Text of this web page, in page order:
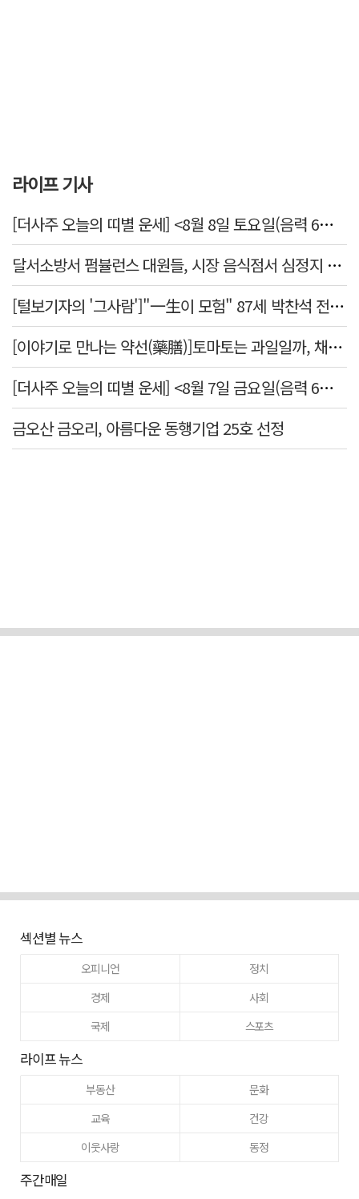
라이프 기사
[더사주 오늘의 띠별 운세] <8월 8일 토요일(음력 6월26일)>
달서소방서 펌뷸런스 대원들, 시장 음식점서 심정지 환자 생명 살려
[털보기자의 '그사람']"一生이 모험" 87세 박찬석 전 경북대 총장
[이야기로 만나는 약선(藥膳)]토마토는 과일일까, 채소일까
[더사주 오늘의 띠별 운세] <8월 7일 금요일(음력 6월25일)>
금오산 금오리, 아름다운 동행기업 25호 선정
섹션별 뉴스
오피니언
정치
경제
사회
국제
스포츠
라이프 뉴스
부동산
문화
교육
건강
이웃사랑
동정
주간매일